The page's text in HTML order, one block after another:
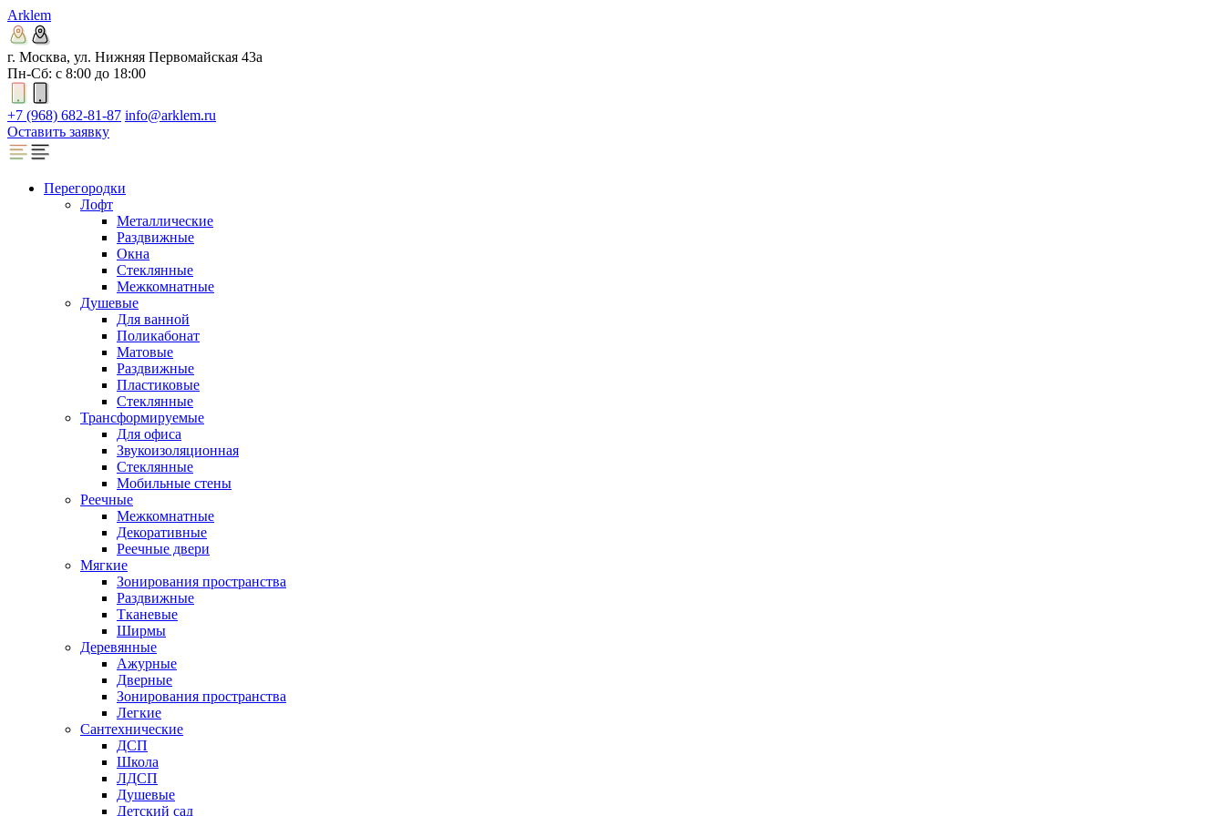
Arklem
г. Москва, ул. Нижняя Первомайская 43а
Пн-Сб: с 8:00 до 18:00
+7 (968) 682-81-87 info@arklem.ru
Оставить заявку
Перегородки
Лофт
Металлические
Раздвижные
Окна
Стеклянные
Межкомнатные
Душевые
Для ванной
Поликабонат
Матовые
Раздвижные
Пластиковые
Стеклянные
Трансформируемые
Для офиса
Звукоизоляционная
Стеклянные
Мобильные стены
Реечные
Межкомнатные
Декоративные
Реечные двери
Мягкие
Зонирования пространства
Раздвижные
Тканевые
Ширмы
Деревянные
Ажурные
Дверные
Зонирования пространства
Легкие
Сантехнические
ДСП
Школа
ЛДСП
Душевые
Детский сад